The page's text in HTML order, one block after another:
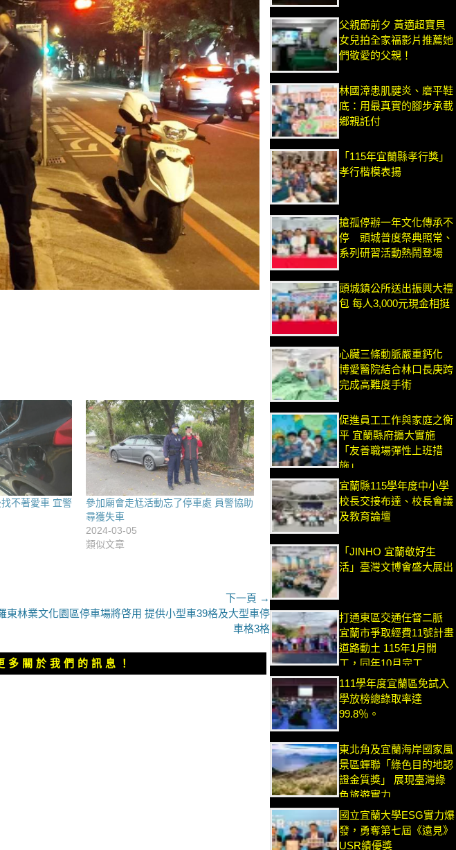
不著愛車 宜警
參加廟會走尪活動忘了停車處 員警協助
尋獲失車
2024-03-05
類似文章
下一頁 →
東林業文化園區停車場將啓用 提供小型車39格及大型車停
車格3格
關於我們的訊息！
父親節前夕 黃適超寶貝
女兒拍全家福影片推薦她
們敬愛的父親！
林國漳患肌腱炎、磨平鞋
底：用最真實的腳步承載
鄉親託付
「115年宜蘭縣孝行獎」
孝行楷模表揚
搶孤停辦一年文化傳承不
停 頭城普度祭典照常、
系列研習活動熱鬧登場
頭城鎮公所送出振興大禮
包 每人3,000元現金相挺
心臟三條動脈嚴重鈣化
博愛醫院結合林口長庚跨
完成高難度手術
促進員工工作與家庭之衡
平 宜蘭縣府擴大實施
「友善職場彈性上班措
施」
宜蘭縣115學年度中小學
校長交接布達、校長會議
及教育論壇
「JINHO 宜蘭敬好生
活」臺灣文博會盛大展出
打通東區交通任督二脈
宜蘭市爭取經費11號計畫
道路動土 115年1月開
工，同年10月完工
111學年度宜蘭區免試入
學放榜總錄取率達
99.8％。
東北角及宜蘭海岸國家風
景區蟬聯「綠色目的地認
證金質獎」 展現臺灣綠
色旅遊實力
國立宜蘭大學ESG實力爆
發，勇奪第七屆《遠見》
USR績優獎